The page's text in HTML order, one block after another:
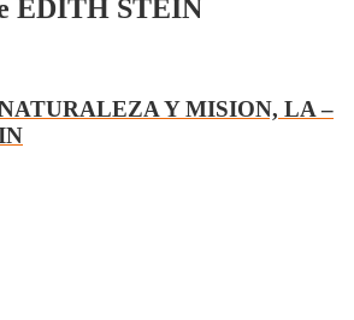
EDITH STEIN
Y MISION, LA –